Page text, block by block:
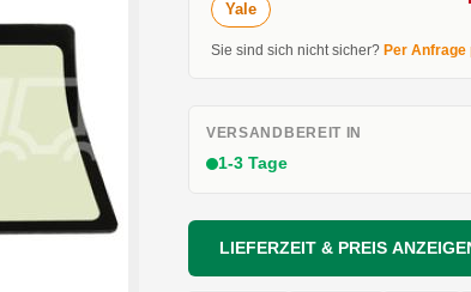
Yale
Sie sind sich nicht sicher? Per
VERSANDBEREIT IN
1-3 Tage
LIEFERZEIT & PREIS